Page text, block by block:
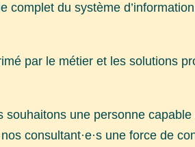
du système
par le métier et les solutions
une personne capable
consultant·e·s une force de